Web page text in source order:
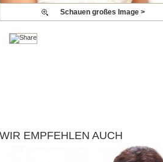
Schauen großes Image >
WIR EMPFEHLEN AUCH